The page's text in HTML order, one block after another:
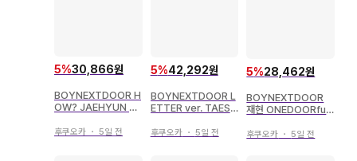
5%30,866원
BOYNEXTDOOR H
OW? JAEHYUN 트
후쿠오카 ・ 5일 전
5%42,292원
BOYNEXTDOOR L
ETTER ver. TAESA
후쿠오카・ 5일 전
5%28,462원
BOYNEXTDOOR
재현 ONEDOORful
후쿠오카 ・5일 전